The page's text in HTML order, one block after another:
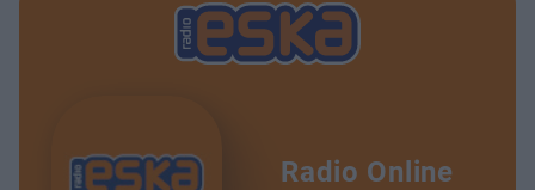
Radio Online